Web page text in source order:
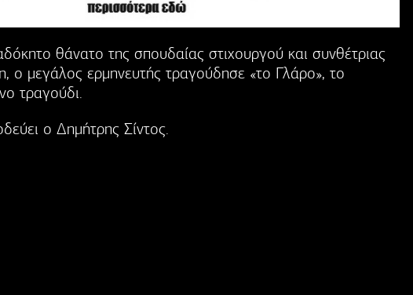
θάνατο της σπουδαίας στιχουργού και συνθέτριας
ο μεγάλος ερμηνευτής τραγούδησε «το Γλάρο», το
τραγούδι.
ο Δημήτρης Σίντος.